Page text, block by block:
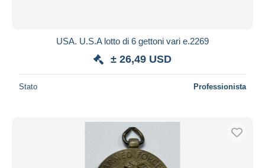
USA. U.S.A lotto di 6 gettoni vari e.2269
± 26,49 USD
Stato Professionista